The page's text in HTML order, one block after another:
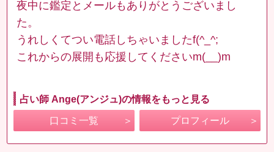
夜中に鑑定とメールもありがとうございまし
た。
うれしくてつい電話しちゃいましたf(^_^;
これからの展開も応援してくださいm(__)m
占い師 Ange(アンジュ)の情報をもっと見る
口コミ一覧 プロフィール